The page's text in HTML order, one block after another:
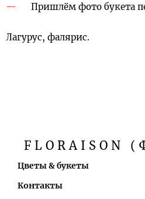
Пришлём фото букета
Лагурус, фалярис.
FLORAISON
Цветы & букеты
Контакты